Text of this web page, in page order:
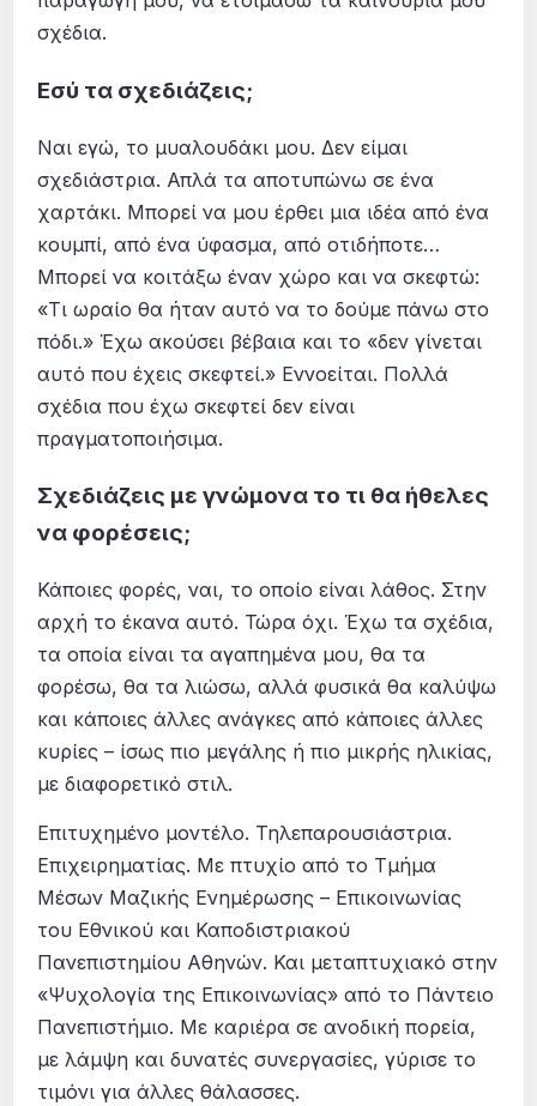
σχέδια.
Εσύ τα σχεδιάζεις;
Ναι εγώ, το μυαλουδάκι μου. Δεν είμαι
σχεδιάστρια. Απλά τα αποτυπώνω σε ένα
χαρτάκι. Μπορεί να μου έρθει μια ιδέα από ένα
κουμπί, από ένα ύφασμα, από οτιδήποτε…
Μπορεί να κοιτάξω έναν χώρο και να σκεφτώ:
«Τι ωραίο θα ήταν αυτό να το δούμε πάνω στο
πόδι.» Έχω ακούσει βέβαια και το «δεν γίνεται
αυτό που έχεις σκεφτεί.» Εννοείται. Πολλά
σχέδια που έχω σκεφτεί δεν είναι
πραγματοποιήσιμα.
Σχεδιάζεις με γνώμονα το τι θα ήθελες
να φορέσεις;
Κάποιες φορές, ναι, το οποίο είναι λάθος. Στην
αρχή το έκανα αυτό. Τώρα όχι. Έχω τα σχέδια,
τα οποία είναι τα αγαπημένα μου, θα τα
φορέσω, θα τα λιώσω, αλλά φυσικά θα καλύψω
και κάποιες άλλες ανάγκες από κάποιες άλλες
κυρίες – ίσως πιο μεγάλης ή πιο μικρής ηλικίας,
με διαφορετικό στιλ.
Επιτυχημένο μοντέλο. Τηλεπαρουσιάστρια.
Επιχειρηματίας. Με πτυχίο από το Τμήμα
Μέσων Μαζικής Ενημέρωσης – Επικοινωνίας
του Εθνικού και Καποδιστριακού
Πανεπιστημίου Αθηνών. Και μεταπτυχιακό στην
«Ψυχολογία της Επικοινωνίας» από το Πάντειο
Πανεπιστήμιο. Με καριέρα σε ανοδική πορεία,
με λάμψη και δυνατές συνεργασίες, γύρισε το
τιμόνι για άλλες θάλασσες.